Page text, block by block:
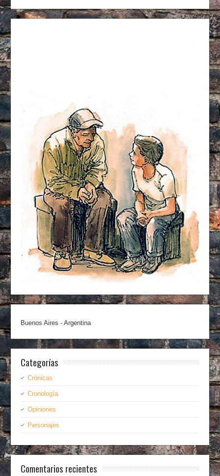
Buenos Aires - Argentina
Categorías
Crónicas
Cronología
Opiniones
Personajes
Comentarios recientes